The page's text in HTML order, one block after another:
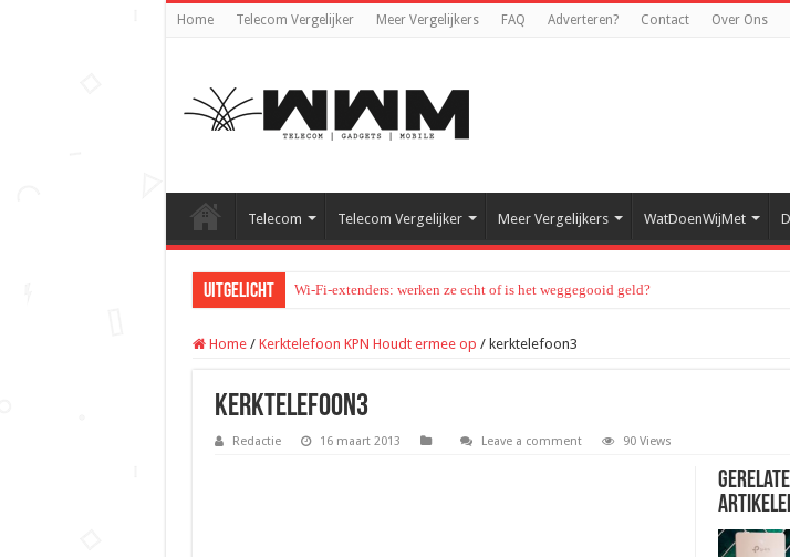
Home Telecom Vergelijker Meer Vergelijkers FAQ Adverteren? Contact Over Ons
Telecom Telecom Vergelijker Meer Vergelijkers WatDoenWijMet
Uitgelicht Wi-Fi-extenders: werken ze echt of is het weggegooid geld?
Home / Kerktelefoon KPN Houdt ermee op / kerktelefoon3
kerktelefoon3
Redactie 16 maart 2013 Leave a comment 90 Views